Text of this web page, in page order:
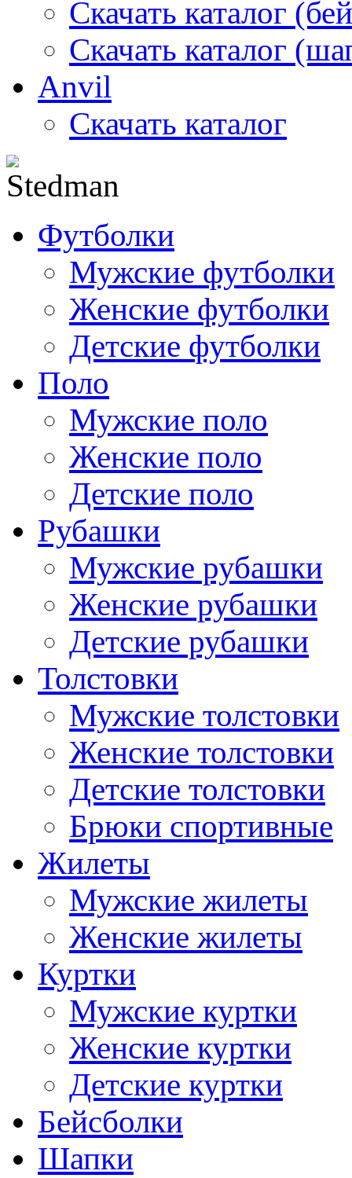
Скачать каталог
Скачать каталог
Anvil
Скачать каталог
Футболки
Мужские футболки
Женские футболки
Детские футболки
Поло
Мужские поло
Женские поло
Детские поло
Рубашки
Мужские рубашки
Женские рубашки
Детские рубашки
Толстовки
Мужские толстовки
Женские толстовки
Детские толстовки
Брюки спортивные
Жилеты
Мужские жилеты
Женские жилеты
Куртки
Мужские куртки
Женские куртки
Детские куртки
Бейсболки
Шапки